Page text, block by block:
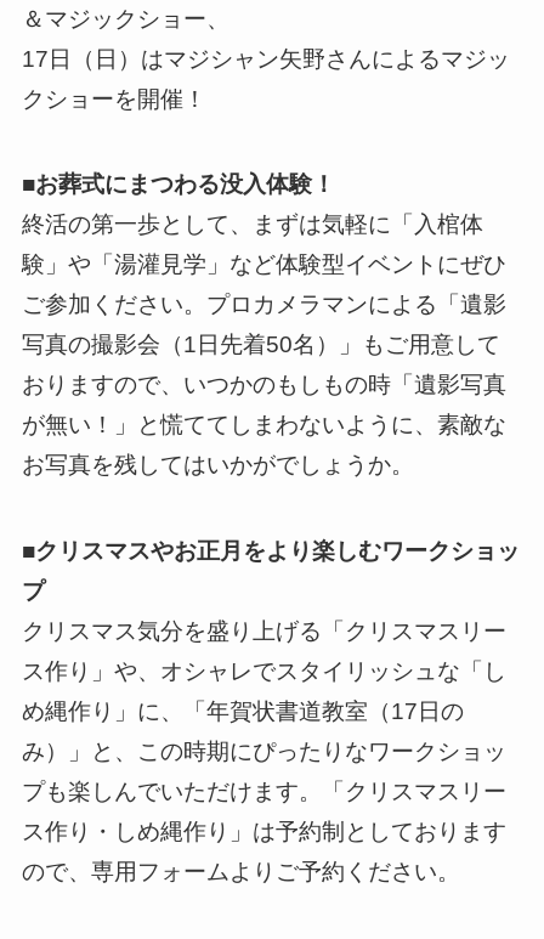
＆マジックショー、
17日（日）はマジシャン矢野さんによるマジッ
クショーを開催！
■お葬式にまつわる没入体験！
終活の第一歩として、まずは気軽に「入棺体
験」や「湯灌見学」など体験型イベントにぜひ
ご参加ください。プロカメラマンによる「遺影
写真の撮影会（1日先着50名）」もご用意して
おりますので、いつかのもしもの時「遺影写真
が無い！」と慌ててしまわないように、素敵な
お写真を残してはいかがでしょうか。
■クリスマスやお正月をより楽しむワークショッ
プ
クリスマス気分を盛り上げる「クリスマスリー
ス作り」や、オシャレでスタイリッシュな「し
め縄作り」に、「年賀状書道教室（17日の
み）」と、この時期にぴったりなワークショッ
プも楽しんでいただけます。「クリスマスリー
ス作り・しめ縄作り」は予約制としております
ので、専用フォームよりご予約ください。